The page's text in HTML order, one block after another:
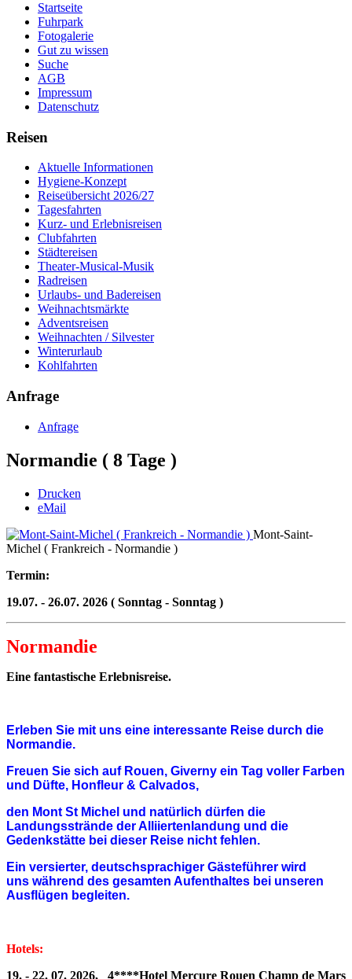
Startseite
Fuhrpark
Fotogalerie
Gut zu wissen
Suche
AGB
Impressum
Datenschutz
Reisen
Aktuelle Informationen
Hygiene-Konzept
Reiseübersicht 2026/27
Tagesfahrten
Kurz- und Erlebnisreisen
Clubfahrten
Städtereisen
Theater-Musical-Musik
Radreisen
Urlaubs- und Badereisen
Weihnachtsmärkte
Adventsreisen
Weihnachten / Silvester
Winterurlaub
Kohlfahrten
Anfrage
Anfrage
Normandie ( 8 Tage )
Drucken
eMail
Mont-Saint-
Michel ( Frankreich - Normandie )
Termin:
19.07. - 26.07. 2026 ( Sonntag - Sonntag )
Normandie
Eine fantastische Erlebnisreise.
Erleben Sie mit uns eine interessante Reise durch die
Normandie.
Freuen Sie sich auf Rouen, Giverny ein Tag voller Farben
und Düfte, Honfleur & Calvados,
den Mont St Michel und natürlich dürfen die
Landungsstrände der Alliiertenlandung und die
Gedenkstätte bei dieser Reise nicht fehlen.
Ein versierter, deutschsprachiger Gästeführer wird
uns während des gesamten Aufenthaltes bei unseren
Ausflügen begleiten.
Hotels:
19. - 22. 07. 2026, 4****Hotel Mercure Rouen Champ de Mars